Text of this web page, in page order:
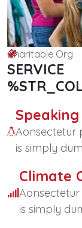
Charitable Org
SERVICE
Aonsectetur
is simply
Climate
is simply